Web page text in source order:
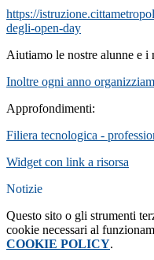
https://
degli-open-day
Aiutiamo le nostre alunne e
Inoltre ogni anno
Approfondimenti:
Filiera tecnologica -
Widget con link a risorsa
Notizie
Questo sito o gli strumenti
cookie necessari al
COOKIE POLICY.